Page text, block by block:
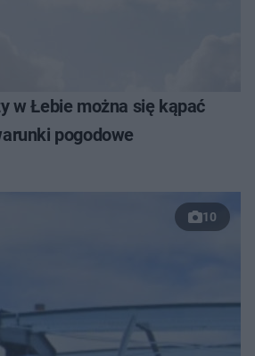
w Łebie można się kąpać
pogodowe
10